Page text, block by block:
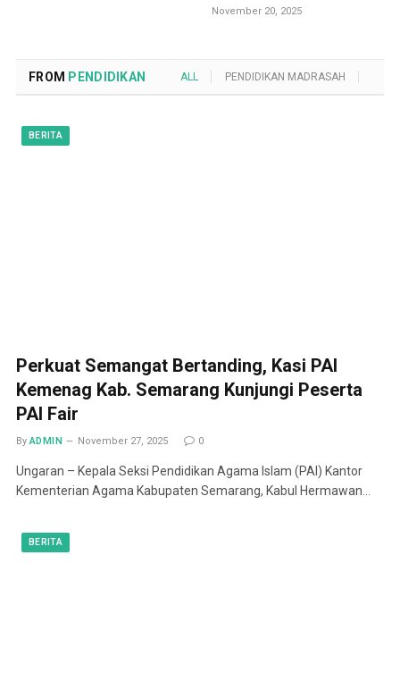
November 20, 2025
FROM PENDIDIKAN ALL PENDIDIKAN MADRASAH
BERITA
Perkuat Semangat Bertanding, Kasi PAI
Kemenag Kab. Semarang Kunjungi Peserta
PAI Fair
By ADMIN November 27, 2025 0
Ungaran – Kepala Seksi Pendidikan Agama Islam (PAI) Kantor
Kementerian Agama Kabupaten Semarang, Kabul Hermawan…
BERITA